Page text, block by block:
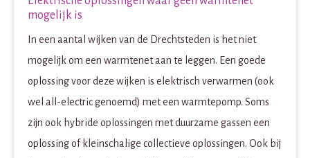
mogelijk is
In een aantal wijken van de Drechtsteden is het niet
mogelijk om een warmtenet aan te leggen. Een goede
oplossing voor deze wijken is elektrisch verwarmen (ook
wel all-electric genoemd) met een warmtepomp. Soms
zijn ook hybride oplossingen met duurzame gassen een
oplossing of kleinschalige collectieve oplossingen. Ook bij